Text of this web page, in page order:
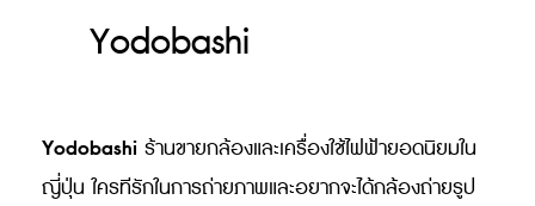
Yodobashi
Yodobashi ร้านขายกล้องและเครื่องใช้ไฟฟ้ายอดนิยมใน
ญี่ปุ่น ใครทีรักในการถ่ายภาพและอยากจะได้กล้องถ่ายรูป